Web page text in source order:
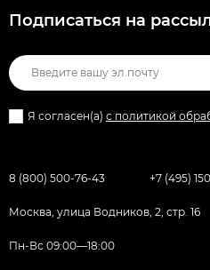
Подписаться на
Я согласен(a) с политикой
8 (800) 500-76-43 +7 (495)
Москва, улица Водников, 2, стр. 16
Пн-Вс 09:00—18:00